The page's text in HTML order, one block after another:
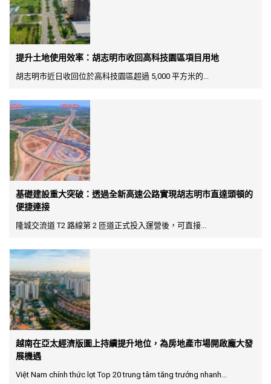
提升土地使用效率：胡志明市收回高科技園區項目用地
胡志明市近日收回位於高科技園區超過 5,000 平方米的...
基礎建設重大突破：透過全新高速公路實現胡志明市直達頭頓的
便捷連接
隆城交流道 T2 路線第 2 匝道正式投入運營後，可直接...
越南在亞太經濟版圖上持續提升地位，為房地產市場開啟龐大發
展機遇
Việt Nam chính thức lọt Top 20 trung tâm tăng trưởng nhanh...